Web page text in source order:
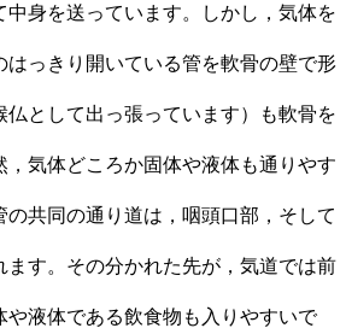
中身を送っています。しかし，気体を
はっきり開いている管を軟骨の壁で形
仏として出っ張っています）も軟骨を
，気体どころか固体や液体も通りやす
の共同の通り道は，咽頭口部，そして
ます。その分かれた先が，気道では前
や液体である飲食物も入りやすいで